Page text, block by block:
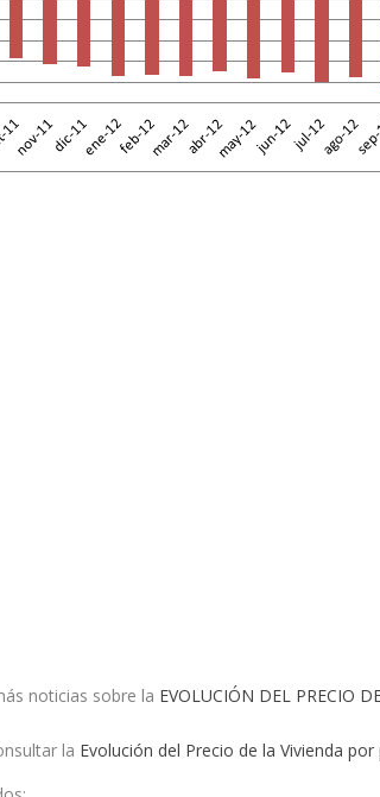
noticias sobre la EVOLUCIÓN DEL PRECIO
la Evolución del Precio de la Vivienda por